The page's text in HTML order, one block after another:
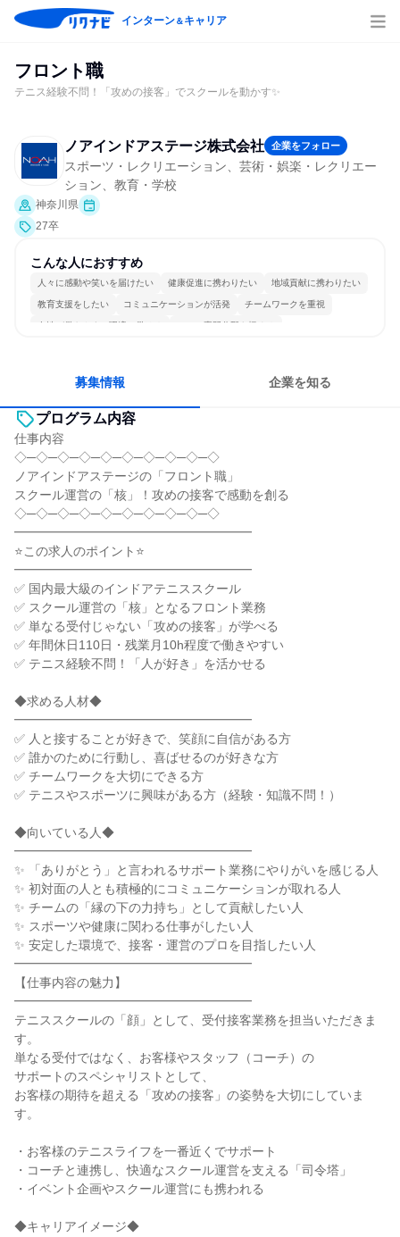
インターン＆キャリア
フロント職
テニス経験不問！「攻めの接客」でスクールを動かす✨
ノアインドアステージ株式会社 企業をフォロー
スポーツ・レクリエーション、芸術・娯楽・レクリエー
ション、教育・学校
神奈川県
27卒
こんな人におすすめ
人々に感動や笑いを届けたい 健康促進に携わりたい 地域貢献に携わりたい
教育支援をしたい コミュニケーションが活発 チームワークを重視
女性が働きやすい環境で働ける 一つの専門分野を極める
募集情報 企業を知る
プログラム内容
仕事内容
◇─◇─◇─◇─◇─◇─◇─◇─◇─◇
ノアインドアステージの「フロント職」
スクール運営の「核」！攻めの接客で感動を創る
◇─◇─◇─◇─◇─◇─◇─◇─◇─◇
━━━━━━━━━━━━━━━━━━━
⭐この求人のポイント⭐
━━━━━━━━━━━━━━━━━━━
✅ 国内最大級のインドアテニススクール
✅ スクール運営の「核」となるフロント業務
✅ 単なる受付じゃない「攻めの接客」が学べる
✅ 年間休日110日・残業月10h程度で働きやすい
✅ テニス経験不問！「人が好き」を活かせる
◆求める人材◆
━━━━━━━━━━━━━━━━━━━
✅ 人と接することが好きで、笑顔に自信がある方
✅ 誰かのために行動し、喜ばせるのが好きな方
✅ チームワークを大切にできる方
✅ テニスやスポーツに興味がある方（経験・知識不問！）
◆向いている人◆
━━━━━━━━━━━━━━━━━━━
✨ 「ありがとう」と言われるサポート業務にやりがいを感じる人
✨ 初対面の人とも積極的にコミュニケーションが取れる人
✨ チームの「縁の下の力持ち」として貢献したい人
✨ スポーツや健康に関わる仕事がしたい人
✨ 安定した環境で、接客・運営のプロを目指したい人
━━━━━━━━━━━━━━━━━━━
【仕事内容の魅力】
━━━━━━━━━━━━━━━━━━━
テニススクールの「顔」として、受付接客業務を担当いただきま
す。
単なる受付ではなく、お客様やスタッフ（コーチ）の
サポートのスペシャリストとして、
お客様の期待を超える「攻めの接客」の姿勢を大切にしていま
す。
・お客様のテニスライフを一番近くでサポート
・コーチと連携し、快適なスクール運営を支える「司令塔」
・イベント企画やスクール運営にも携われる
◆キャリアイメージ◆